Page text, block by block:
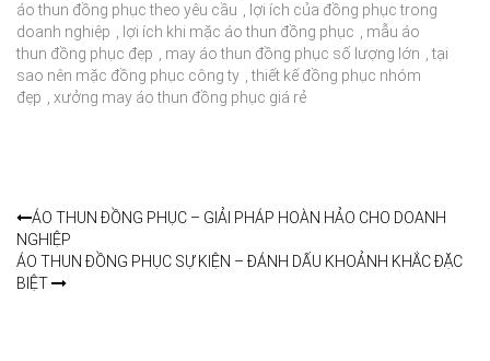
áo thun đồng phục theo yêu cầu
lợi ích của đồng phục trong
doanh nghiệp
lợi ích khi mặc áo thun đồng phục
mẫu áo
thun đồng phục đẹp
may áo thun đồng phục số lượng lớn ,tại
sao nên mặc đồng phục công ty
,thiết kế đồng phục nhóm
đẹp
xưởng may áo thun đồng phục giá rẻ
ÁO THUN ĐỒNG PHỤC – GIẢI PHÁP HOÀN HẢO CHO DOANH
NGHIỆP
ÁO THUN ĐỒNG PHỤC SỰ KIỆN – ĐÁNH DẤU KHOẢNH KHẮC ĐẶC
BIỆT